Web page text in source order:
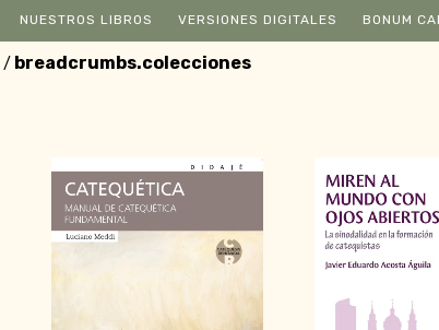
NUESTROS LIBROS VERSIONES DIGITALES BONUM
/ breadcrumbs.colecciones